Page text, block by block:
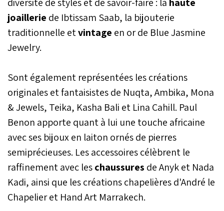
joaillerie de Ibtissam Saab, la bijouterie
traditionnelle etvintage en or de Blue Jasmine
Jewelry.
Sont également représentées les créations
originales et fantaisistes de Nuqta, Ambika, Mona
& Jewels, Teika, Kasha Bali et Lina Cahill. Paul
Benon apporte quant à lui une touche africaine
avec ses bijoux en laiton ornés de pierres
semiprécieuses. Les accessoires célèbrent le
raffinement avec leschaussures de Anyk et Nada
Kadi, ainsi que les créations chapelières d'André le
Chapelier et Hand Art Marrakech.